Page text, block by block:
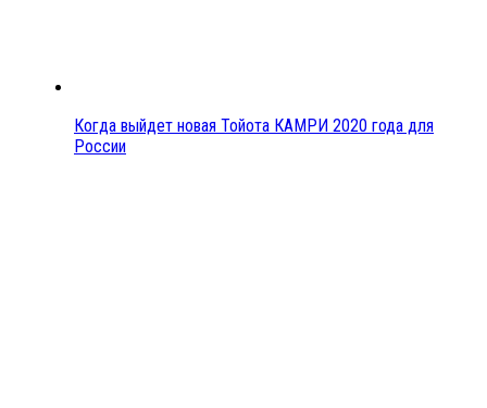
Когда выйдет новая Тойота КАМРИ 2020 года для
России